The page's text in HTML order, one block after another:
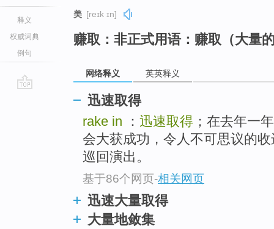
释义
权威词典
例句
美 [reɪk ɪn]
赚取：非正式用语：赚取（大量
网络释义 英英释义
迅速取得
rake in ： 迅速取得 ；在去年一
会大获成功，令人不可思议的
巡回演出。
基于86个网页-相关网页
迅速大量取得
大量地敛集